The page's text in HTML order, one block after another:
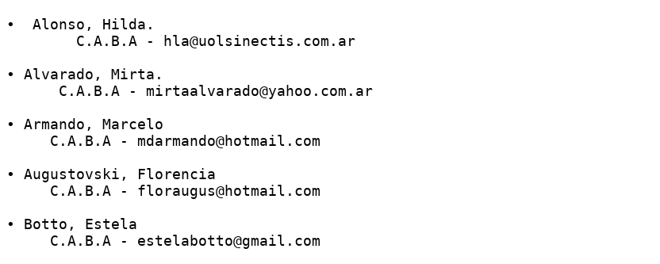
•  Alonso, Hilda.
        C.A.B.A - hla@uolsinectis.com.ar
• Alvarado, Mirta.
      C.A.B.A - mirtaalvarado@yahoo.com.ar
• Armando, Marcelo
     C.A.B.A - mdarmando@hotmail.com
• Augustovski, Florencia
     C.A.B.A - floraugus@hotmail.com
• Botto, Estela
     C.A.B.A - estelabotto@gmail.com